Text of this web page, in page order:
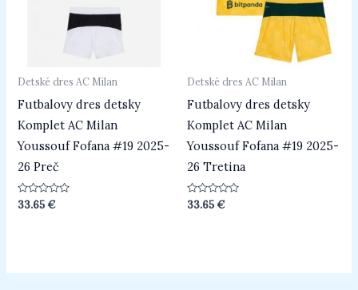
Detské dres AC Milan
Futbalovy dres detsky
Komplet AC Milan
Youssouf Fofana #19 2025-
26 Preč
Hodnotenie
0
33.65€
Detské dres AC Milan
Futbalovy dres detsky
Komplet AC Milan
Youssouf Fofana #19 2025-
26 Tretina
Hodnotenie
0
33.65€